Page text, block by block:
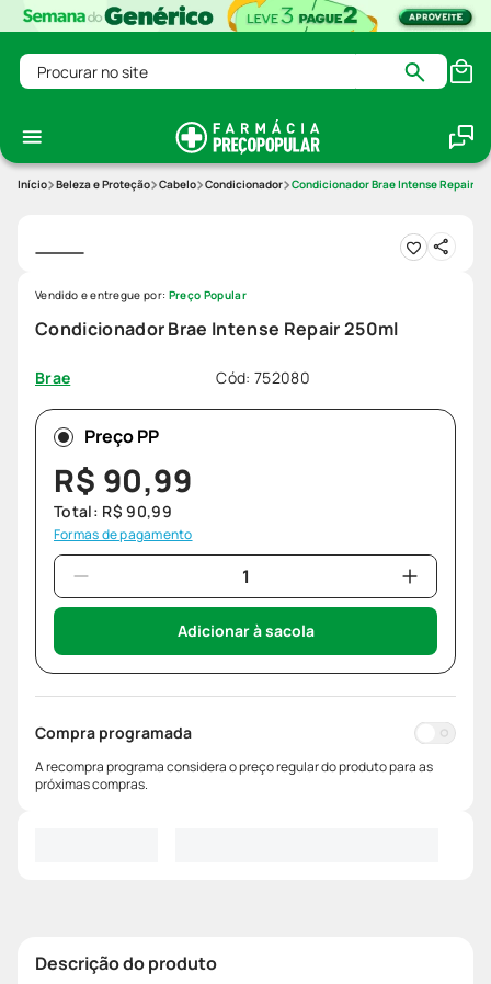
Procurar no site
Beleza e Proteção Cabelo Condicionador Condicionador Brae Intense Repair
Condicionador Brae Intense Repair 250ml
Brae Cód: 752080
Vendido e entregue por: Preço Popular
Preço PP
R$ 90,99
Total: R$ 90,99
Formas de pagamento
Adicionar à sacola
Compra programada
A recompra programa considera o preço regular do produto para as
próximas compras.
Descrição do produto